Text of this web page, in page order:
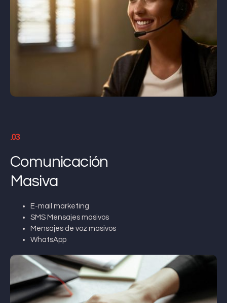
.03
Comunicación
Masiva
E-mail marketing
SMS Mensajes masivos
Mensajes de voz masivos
WhatsApp